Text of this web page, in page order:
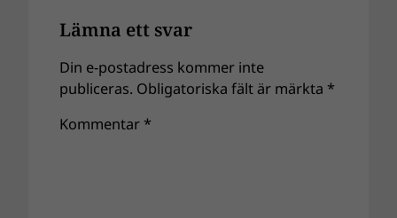
Lämna ett svar
Din e-postadress kommer inte
publiceras. Obligatoriska fält är märkta *
Kommentar *